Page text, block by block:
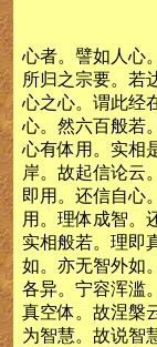
心者。譬如人心
所归之宗要。若
心之心。谓此经
心。然六百般若
心有体用。实相
岸。故起信论云
即用。还信自心
用。理体成智。
实相般若。理即
如。亦无智外如
各异。宁容浑滥
真空体。故涅槃
为智慧。故说智